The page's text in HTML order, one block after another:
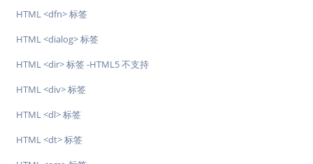
HTML <dfn> 标签
HTML <dialog> 标签
HTML <dir> 标签 -HTML5 不支持
HTML <div> 标签
HTML <dl> 标签
HTML <dt> 标签